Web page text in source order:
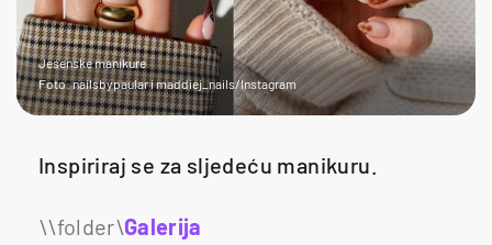
Jesenske manikure
Foto: nailsbypaular i maddiej_nails/Instagram
Inspiriraj se za sljedeću manikuru.
Galerija